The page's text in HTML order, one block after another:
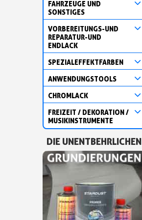
FAHRZEUGE UND
SONSTIGES
VORBEREITUNGS-UND
REPARATUR-UND
ENDLACK
SPEZIALEFFEKTFARBEN
ANWENDUNGSTOOLS
CHROMLACK
FREIZEIT / DEKORATION /
MUSIKINSTRUMENTE
DIE UNENTBEHRLICHEN